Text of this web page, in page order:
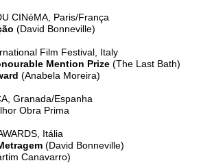
CINéMA, Paris/França
(David Bonneville)
Film Festival, Italy
Mention Prize (The Last Bath)
(Anabela Moreira)
Granada/Espanha
Obra Prima
Itália
(David Bonneville)
Canavarro)